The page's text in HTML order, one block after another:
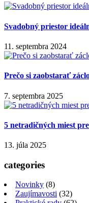
Svadobný priestor
11. septembra 2024
Prečo si zaobstarať
7. septembra 2025
5 netradičných miest
13. júla 2025
categories
Novinky (8)
Zaujímavosti (32)